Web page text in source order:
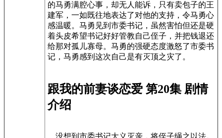
的马勇满腔心事，却无人能诉，只有卖包子的王
建军，一如既往地表达了对他的支持，令马勇心
感温暖。马勇见到市委书记，虽然害怕但还是硬
着头皮希望书记好好管教自己侄子，并把钱退还
给那对孤儿寡母。马勇的强硬态度激怒了市委书
记，马勇感到这次自己是有灭顶之灾了。
跟我的前妻谈恋爱 第20集 剧情
介绍
没想到市委书记大义灭亲，将侄子绳之以法。